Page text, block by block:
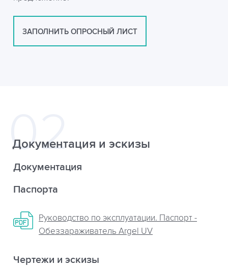
ЗАПОЛНИТЬ ОПРОСНЫЙ ЛИСТ
Документация и эскизы
Документация
Паспорта
Руководство по эксплуатации. Паспорт -
Обеззараживатель Argel UV
Чертежи и эскизы